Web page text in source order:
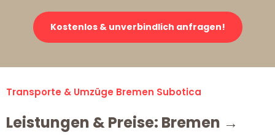
Kostenlos & unverbindlich anfragen!
Transporte & Umzüge Bremen Subotica
Leistungen & Preise: Bremen →